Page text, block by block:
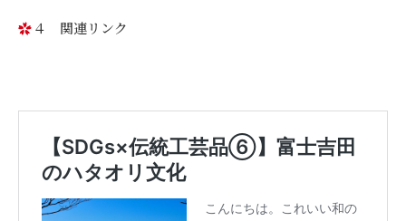
４ 関連リンク